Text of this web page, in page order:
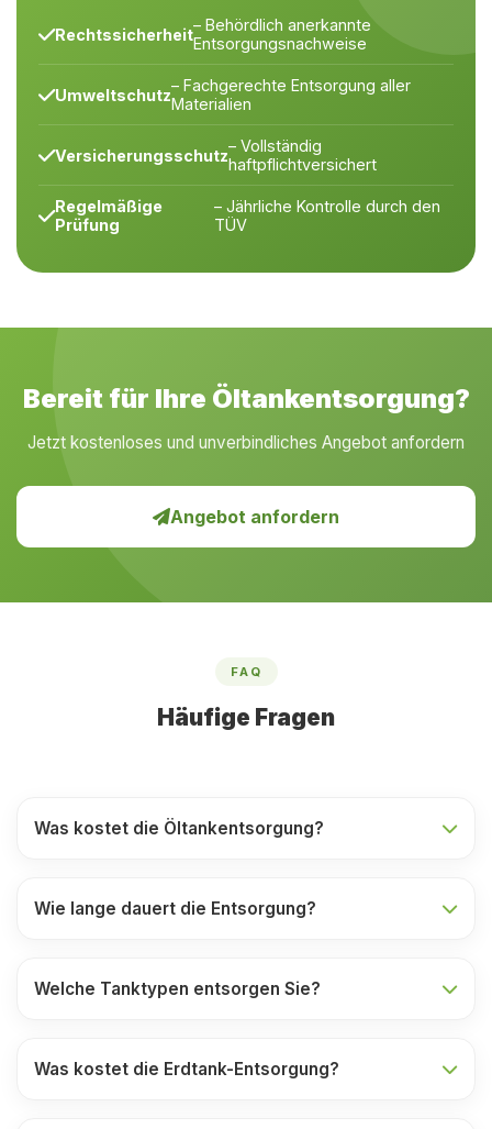
Rechtssicherheit– Behördlich anerkannte
Entsorgungsnachweise
Umweltschutz– Fachgerechte Entsorgung aller
Materialien
Versicherungsschutz– Vollständig
haftpflichtversichert
Regelmäßige
Prüfung
– Jährliche Kontrolle durch den
TÜV
Bereit für Ihre Öltankentsorgung?
Jetzt kostenloses und unverbindliches Angebot anfordern
Angebot anfordern
FAQ
Häufige Fragen
Was kostet die Öltankentsorgung?
Wie lange dauert die Entsorgung?
Welche Tanktypen entsorgen Sie?
Was kostet die Erdtank-Entsorgung?